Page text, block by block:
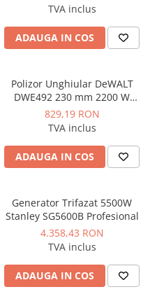
TVA inclus
ADAUGA IN COS
Polizor Unghiular DeWALT
DWE492 230 mm 2200 W
6.500 rpm
829,19 RON
TVA inclus
ADAUGA IN COS
Generator Trifazat 5500W
Stanley SG5600B Profesional
4.358,43 RON
TVA inclus
ADAUGA IN COS